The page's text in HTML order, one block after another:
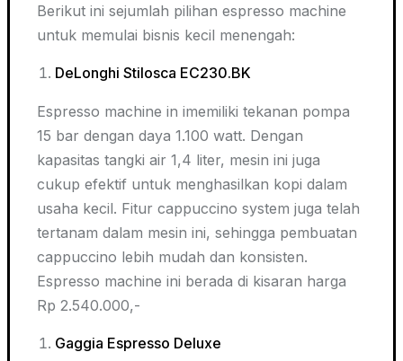
Berikut ini sejumlah pilihan espresso machine
untuk memulai bisnis kecil menengah:
DeLonghi Stilosca EC230.BK
Espresso machine in imemiliki tekanan pompa
15 bar dengan daya 1.100 watt. Dengan
kapasitas tangki air 1,4 liter, mesin ini juga
cukup efektif untuk menghasilkan kopi dalam
usaha kecil. Fitur cappuccino system juga telah
tertanam dalam mesin ini, sehingga pembuatan
cappuccino lebih mudah dan konsisten.
Espresso machine ini berada di kisaran harga
Rp 2.540.000,-
Gaggia Espresso Deluxe